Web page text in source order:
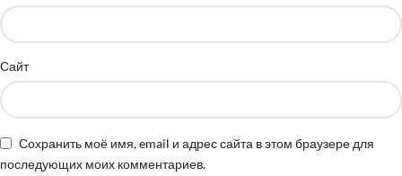
Сайт
Сохранить моё имя, email и адрес сайта в этом браузере для
последующих моих комментариев.